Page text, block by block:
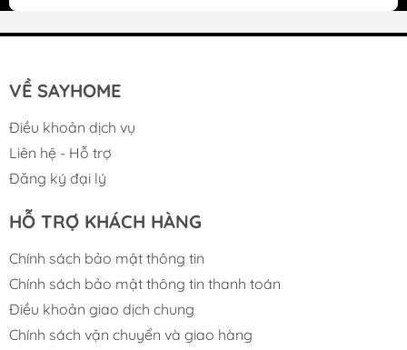
BỘ SƯU TẬP LÕI LỌC NƯỚC
VỀ SAYHOME
Điều khoản dịch vụ
Liên hệ - Hỗ trợ
Đăng ký đại lý
HỖ TRỢ KHÁCH HÀNG
Chính sách bảo mật thông tin
Chính sách bảo mật thông tin thanh toán
Điều khoản giao dịch chung
Chính sách vận chuyển và giao hàng